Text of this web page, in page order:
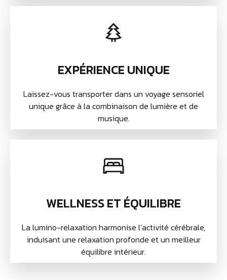
EXPÉRIENCE UNIQUE
Laissez-vous transporter dans un voyage sensoriel
unique grâce à la combinaison de lumière et de
musique.
WELLNESS ET ÉQUILIBRE
La lumino-relaxation harmonise l’activité cérébrale,
induisant une relaxation profonde et un meilleur
équilibre intérieur.